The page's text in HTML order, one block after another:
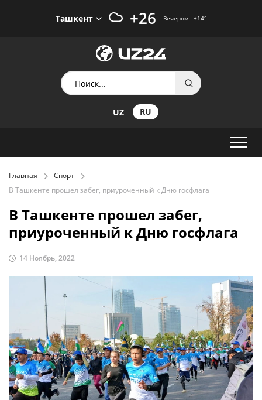
Ташкент +26 Вечером +14°
UZ RU
Главная
Спорт
В Ташкенте прошел забег, приуроченный к Дню госфлага
В Ташкенте прошел забег,
приуроченный к Дню госфлага
14 Ноябрь, 2022